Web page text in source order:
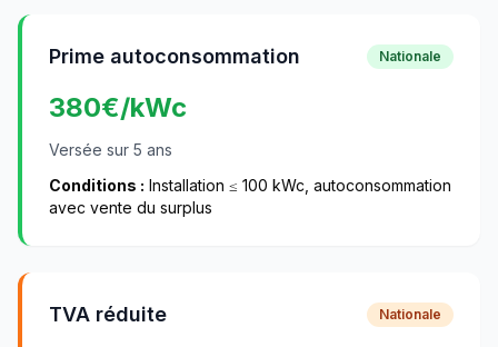
Prime autoconsommation Nationale
380€/kWc
Versée sur 5 ans
Conditions : Installation ≤ 100 kWc, autoconsommation
avec vente du surplus
TVA réduite Nationale